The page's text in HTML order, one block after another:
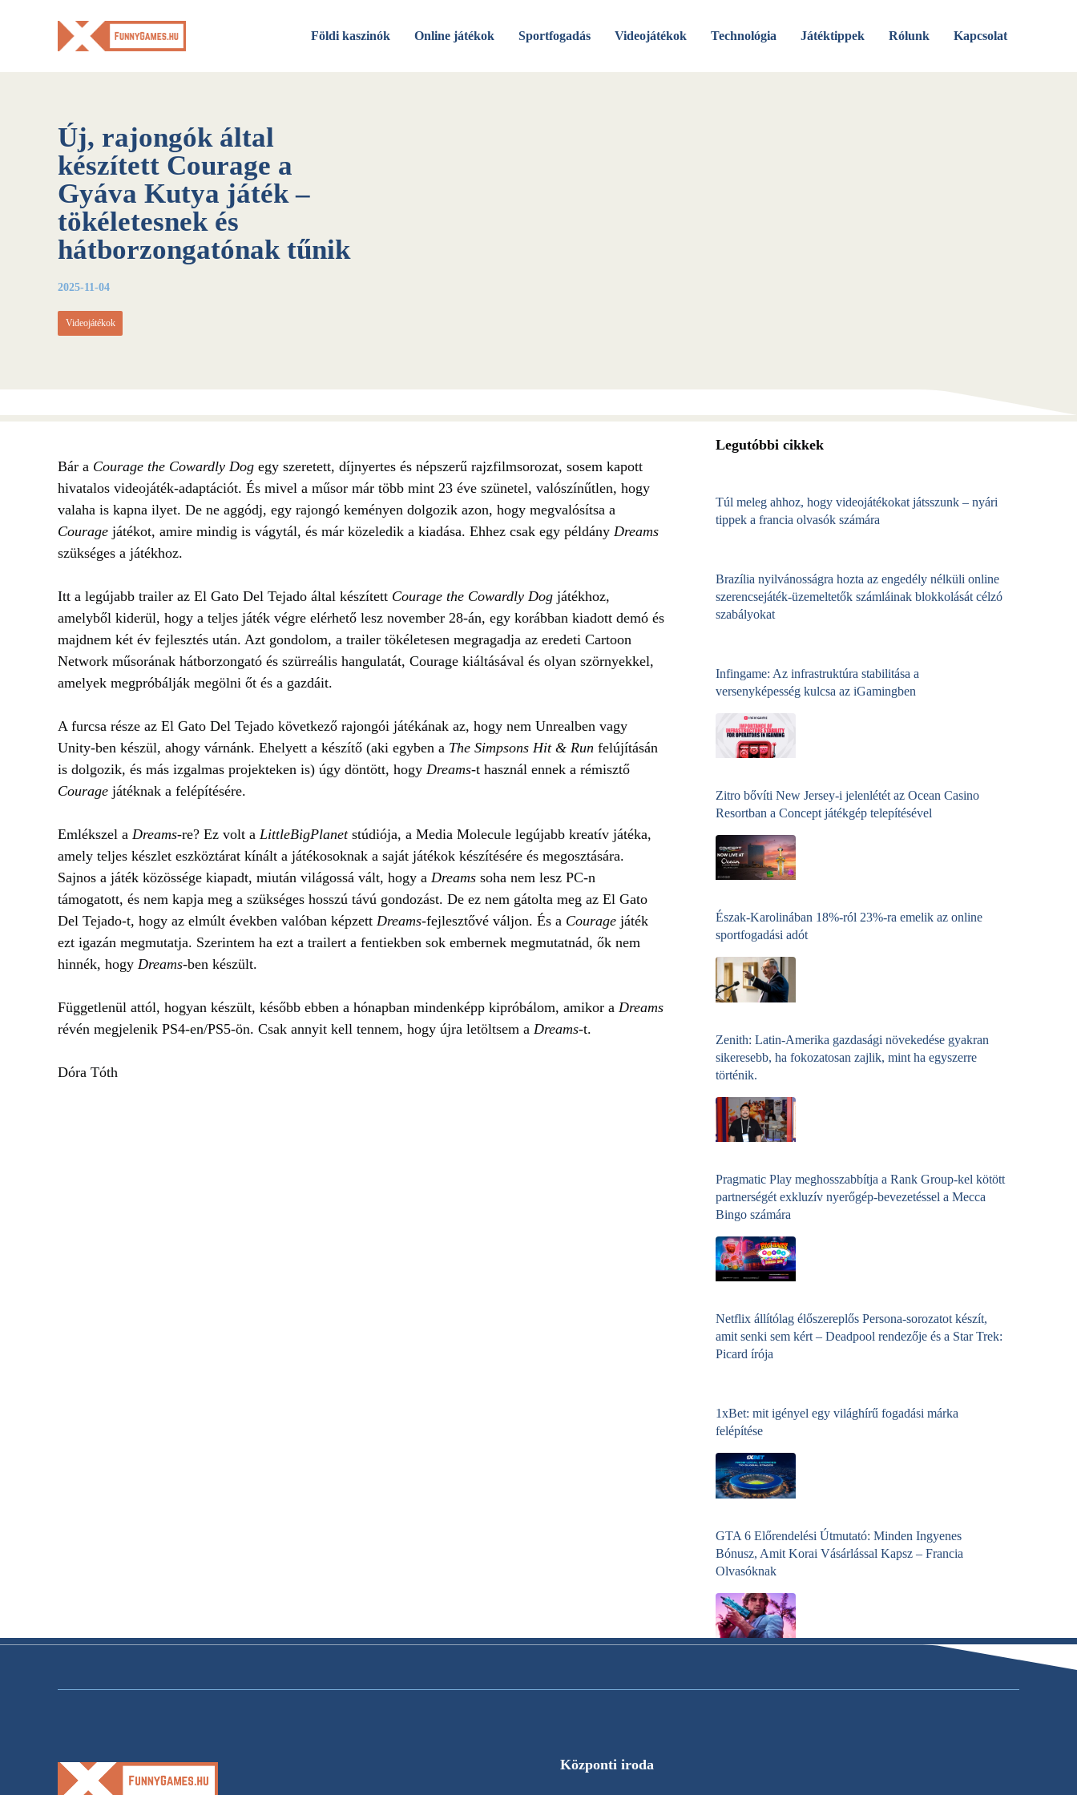
Földi kaszinók Online játékok Sportfogadás Videojátékok Technológia Játéktippek Rólunk Kapcsolat
Új, rajongók által
készített Courage a
Gyáva Kutya játék –
tökéletesnek és
hátborzongatónak tűnik
2025-11-04
Videojátékok
Bár a Courage the Cowardly Dog egy szeretett, díjnyertes és népszerű rajzfilmsorozat, sosem kapott
hivatalos videojáték‑adaptációt. És mivel a műsor már több mint 23 éve szünetel, valószínűtlen, hogy
valaha is kapna ilyet. De ne aggódj, egy rajongó keményen dolgozik azon, hogy megvalósítsa a
Courage játékot, amire mindig is vágytál, és már közeledik a kiadása. Ehhez csak egy példány Dreams
szükséges a játékhoz.
Itt a legújabb trailer az El Gato Del Tejado által készített Courage the Cowardly Dog játékhoz,
amelyből kiderül, hogy a teljes játék végre elérhető lesz november 28-án, egy korábban kiadott demó és
majdnem két év fejlesztés után. Azt gondolom, a trailer tökéletesen megragadja az eredeti Cartoon
Network műsorának hátborzongató és szürreális hangulatát, Courage kiáltásával és olyan szörnyekkel,
amelyek megpróbálják megölni őt és a gazdáit.
A furcsa része az El Gato Del Tejado következő rajongói játékának az, hogy nem Unrealben vagy
Unity-ben készül, ahogy várnánk. Ehelyett a készítő (aki egyben a The Simpsons Hit & Run felújításán
is dolgozik, és más izgalmas projekteken is) úgy döntött, hogy Dreams-t használ ennek a rémisztő
Courage játéknak a felépítésére.
Emlékszel a Dreams-re? Ez volt a LittleBigPlanetstúdiója, a Media Molecule legújabb kreatív játéka,
amely teljes készlet eszköztárat kínált a játékosoknak a saját játékok készítésére és megosztására.
Sajnos a játék közössége kiapadt, miután világossá vált, hogy a Dreams soha nem lesz PC-n
támogatott, és nem kapja meg a szükséges hosszú távú gondozást. De ez nem gátolta meg az El Gato
Del Tejado-t, hogy az elmúlt években valóban képzett Dreams-fejlesztővé váljon. És a Courage játék
ezt igazán megmutatja. Szerintem ha ezt a trailert a fentiekben sok embernek megmutatnád, ők nem
hinnék, hogy Dreams-ben készült.
Függetlenül attól, hogyan készült, később ebben a hónapban mindenképp kipróbálom, amikor a Dreams
révén megjelenik PS4-en/PS5-ön. Csak annyit kell tennem, hogy újra letöltsem a Dreams-t.
Dóra Tóth
Legutóbbi cikkek
Túl meleg ahhoz, hogy videojátékokat játsszunk – nyári
tippek a francia olvasók számára
Brazília nyilvánosságra hozta az engedély nélküli online
szerencsejáték‑üzemeltetők számláinak blokkolását célzó
szabályokat
Infingame: Az infrastruktúra stabilitása a
versenyképesség kulcsa az iGamingben
Zitro bővíti New Jersey-i jelenlétét az Ocean Casino
Resortban a Concept játékgép telepítésével
Észak-Karolinában 18%-ról 23%-ra emelik az online
sportfogadási adót
Zenith: Latin-Amerika gazdasági növekedése gyakran
sikeresebb, ha fokozatosan zajlik, mint ha egyszerre
történik.
Pragmatic Play meghosszabbítja a Rank Group-kel kötött
partnerségét exkluzív nyerőgép-bevezetéssel a Mecca
Bingo számára
Netflix állítólag élőszereplős Persona-sorozatot készít,
amit senki sem kért – Deadpool rendezője és a Star Trek:
Picard írója
1xBet: mit igényel egy világhírű fogadási márka
felépítése
GTA 6 Előrendelési Útmutató: Minden Ingyenes
Bónusz, Amit Korai Vásárlással Kapsz – Francia
Olvasóknak
Központi iroda